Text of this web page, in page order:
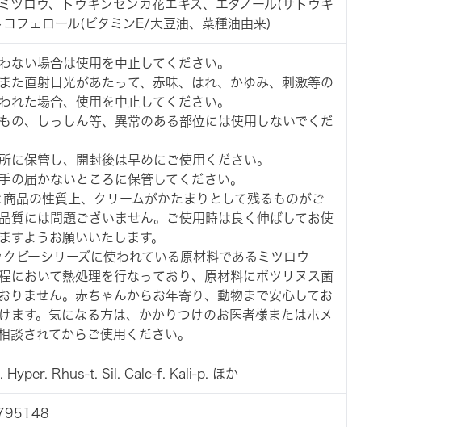
ツロウ、トウキンセンカ花エキス、エタノール(サトウキ
コフェロール(ビタミンE/大豆油、菜種油由来)
ない場合は使用を中止してください。
た直射日光があたって、赤味、はれ、かゆみ、刺激等の
れた場合、使用を中止してください。
の、しっしん等、異常のある部位には使用しないでくだ
に保管し、開封後は早めにご使用ください。
の届かないところに保管してください。
品の性質上、クリームがかたまりとして残るものがご
質には問題ございません。ご使用時は良く伸ばしてお使
すようお願いいたします。
ビーシリーズに使われている原材料であるミツロウ
において熱処理を行なっており、原材料にボツリヌス菌
りません。赤ちゃんからお年寄り、動物まで安心してお
ます。気になる方は、かかりつけのお医者様またはホメ
談されてからご使用ください。
Hyper. Rhus-t. Sil. Calc-f. Kali-p. ほか